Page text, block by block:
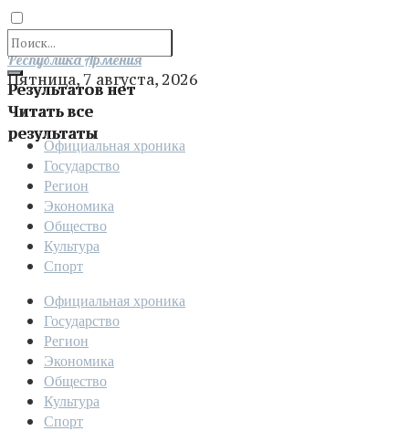
Результатов нет
Читать все
результаты
Отправить
Республика Армения
Пятница, 7 августа, 2026
Официальная хроника
Государство
Регион
Экономика
Общество
Культура
Спорт
Официальная хроника
Государство
Регион
Экономика
Общество
Культура
Спорт